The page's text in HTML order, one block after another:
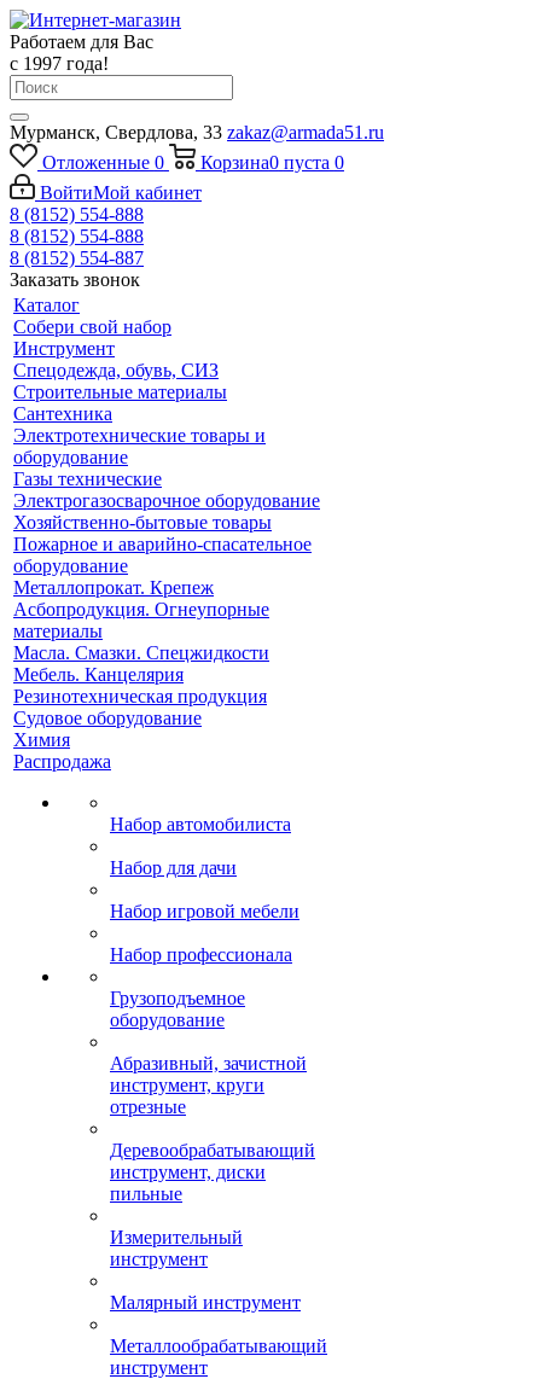
Работаем для Вас
с 1997 года!
Мурманск, Свердлова, 33 zakaz@armada51.ru
Отложенные 0 Корзина0 пуста 0
ВойтиМой кабинет
8 (8152) 554-888
8 (8152) 554-888
8 (8152) 554-887
Заказать звонок
Каталог
Собери свой набор
Инструмент
Спецодежда, обувь, СИЗ
Строительные материалы
Сантехника
Электротехнические товары и
оборудование
Газы технические
Электрогазосварочное оборудование
Хозяйственно-бытовые товары
Пожарное и аварийно-спасательное
оборудование
Металлопрокат. Крепеж
Асбопродукция. Огнеупорные
материалы
Масла. Смазки. Спецжидкости
Мебель. Канцелярия
Резинотехническая продукция
Судовое оборудование
Химия
Распродажа
Набор автомобилиста
Набор для дачи
Набор игровой мебели
Набор профессионала
Грузоподъемное
оборудование
Абразивный, зачистной
инструмент, круги
отрезные
Деревообрабатывающий
инструмент, диски
пильные
Измерительный
инструмент
Малярный инструмент
Металлообрабатывающий
инструмент